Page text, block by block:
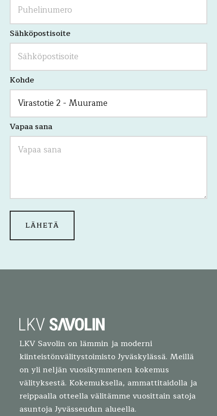
Sähköpostisoite
Kohde
Vapaa sana
LKV Savolin on lämmin ja moderni
kiinteistönvälitystoimisto Jyväskylässä. Meillä
on yli neljän vuosikymmenen kokemus
välityksestä. Kokemuksella, ammattitaidolla ja
reippaalla otteella välitämme vuosittain satoja
asuntoja Jyvässeudun alueella.